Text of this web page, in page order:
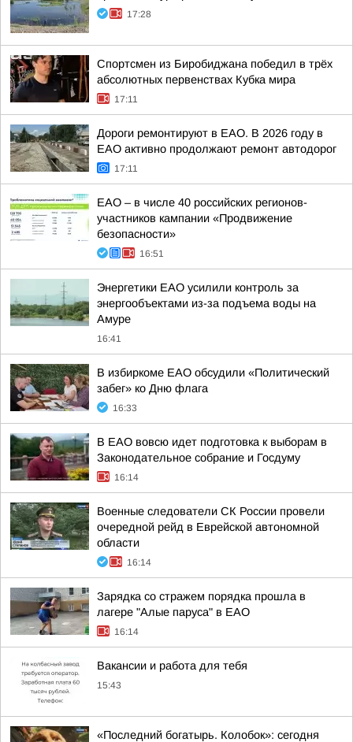
17:28
Спортсмен из Биробиджана победил в трёх
абсолютных первенствах Кубка мира
17:11
Дороги ремонтируют в ЕАО. В 2026 году в
ЕАО активно продолжают ремонт автодорог
17:11
ЕАО – в числе 40 российских регионов-
участников кампании «Продвижение
безопасности»
16:51
Энергетики ЕАО усилили контроль за
энергообъектами из-за подъема воды на
Амуре
16:41
В избиркоме ЕАО обсудили «Политический
забег» ко Дню флага
16:33
В ЕАО вовсю идет подготовка к выборам в
Законодательное собрание и Госдуму
16:14
Военные следователи СК России провели
очередной рейд в Еврейской автономной
области
16:14
Зарядка со стражем порядка прошла в
лагере "Алые паруса" в ЕАО
16:14
Вакансии и работа для тебя
15:43
«Последний богатырь. Колобок»: сегодня